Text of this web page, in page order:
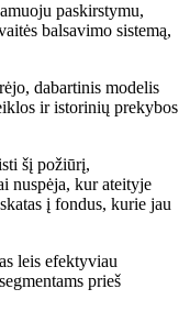
paskirstymu,
balsavimo sistemą,
dabartinis modelis
ir istorinių prekybos
šį požiūrį,
nuspėja, kur ateityje
į fondus, kurie jau
leis efektyviau
prieš